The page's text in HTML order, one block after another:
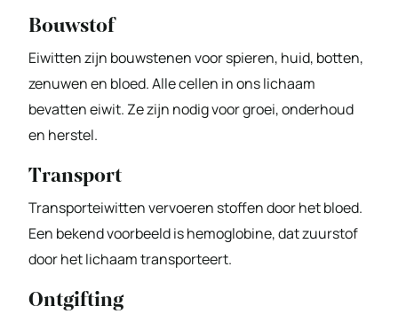
Bouwstof
Eiwitten zijn bouwstenen voor spieren, huid, botten,
zenuwen en bloed. Alle cellen in ons lichaam
bevatten eiwit. Ze zijn nodig voor groei, onderhoud
en herstel.
Transport
Transporteiwitten vervoeren stoffen door het bloed.
Een bekend voorbeeld is hemoglobine, dat zuurstof
door het lichaam transporteert.
Ontgifting